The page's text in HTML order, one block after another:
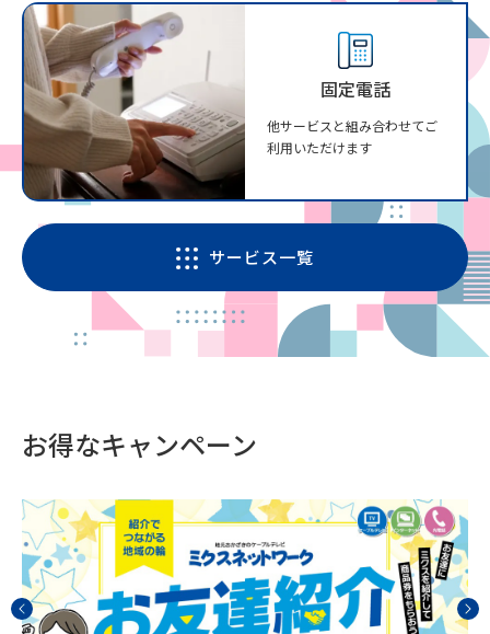
固定電話
他サービスと組み合わせてご
利用いただけます
サービス一覧
お得なキャンペーン